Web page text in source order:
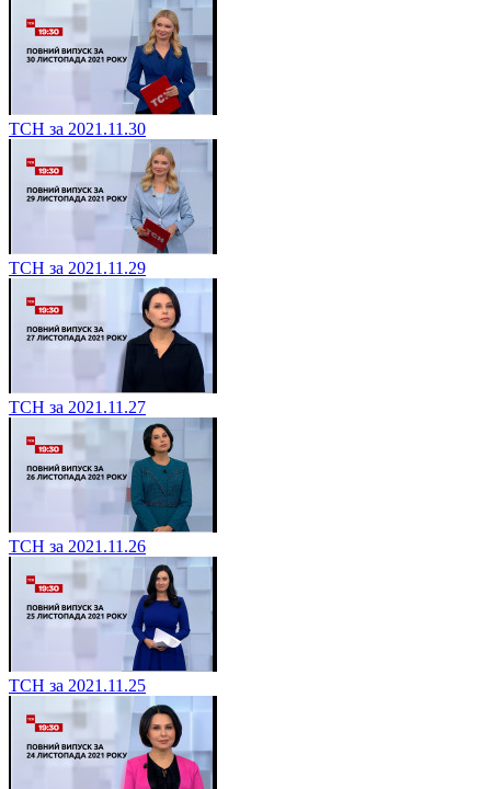
ТСН за 2021.11.30
ТСН за 2021.11.29
ТСН за 2021.11.27
ТСН за 2021.11.26
ТСН за 2021.11.25